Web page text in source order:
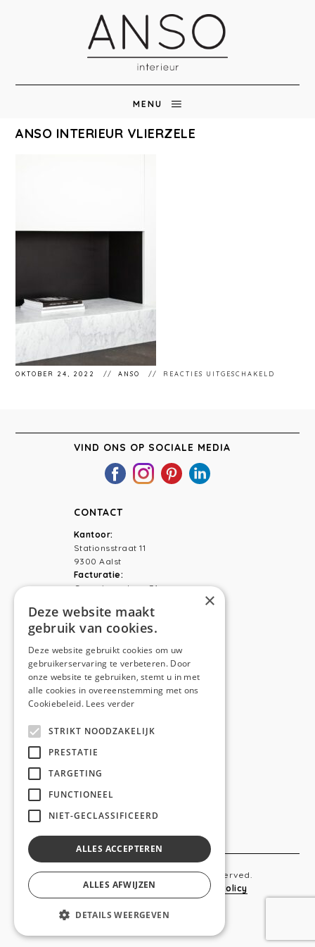
MENU
ANSO INTERIEUR VLIERZELE
OKTOBER 24, 2022 ANSO REACTIES UITGESCHAKELD
VIND ONS OP SOCIALE MEDIA
CONTACT
Kantoor:
Stationsstraat 11
9300 Aalst
Facturatie:
Capucienenlaan 31
Telefoon:0473 44 56 94
NAVIGATION
Home
Diensten
Realisaties
Copyright © 2019 Anso. All rights reserved.
Sitemap-Privacy Policy Cookie Policy
webdesigned by
×
Deze website maakt
gebruik van cookies.
Deze website gebruikt cookies om uw
gebruikerservaring te verbeteren. Door
onze website te gebruiken, stemt u in met
alle cookies in overeenstemming met ons
Cookiebeleid. Lees verder
STRIKT NOODZAKELIJK
PRESTATIE
TARGETING
FUNCTIONEEL
NIET-GECLASSIFICEERD
ALLES ACCEPTEREN
ALLES AFWIJZEN
DETAILS WEERGEVEN